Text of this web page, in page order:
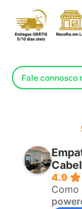
Fale connosco
4.9
Como